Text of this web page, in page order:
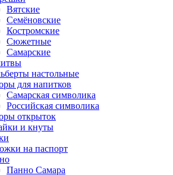
Вятские
Семёновские
Костромские
Сюжетные
Самарские
настольные
для напитков
Самарская символика
Российская символика
открыток
и кнуты
на паспорт
Панно Самара